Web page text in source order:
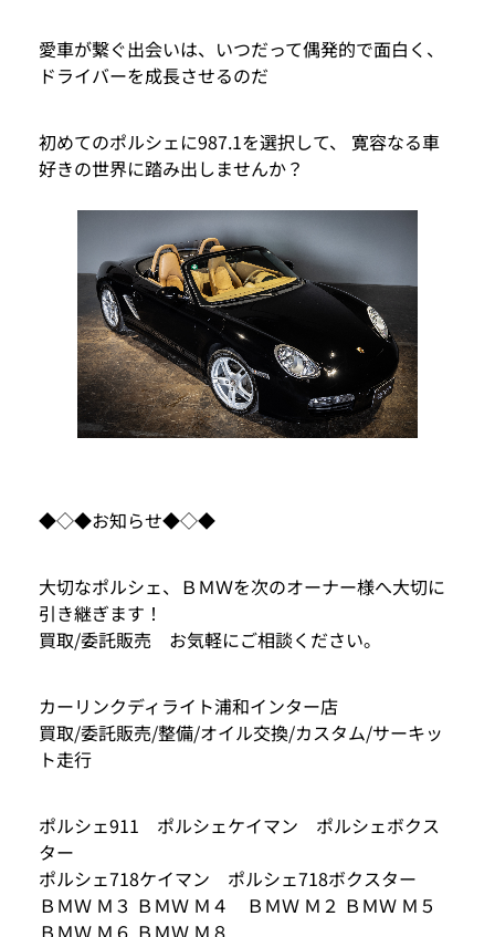
愛車が繋ぐ出会いは、いつだって偶発的で面白く、
ドライバーを成長させるのだ
初めてのポルシェに987.1を選択して、 寛容なる車
好きの世界に踏み出しませんか？
◆◇◆お知らせ◆◇◆
大切なポルシェ、ＢＭＷを次のオーナー様へ大切に
引き継ぎます！
買取/委託販売 お気軽にご相談ください。
カーリンクディライト浦和インター店
買取/委託販売/整備/オイル交換/カスタム/サーキッ
ト走行
ポルシェ911 ポルシェケイマン ポルシェボクス
ター
ポルシェ718ケイマン ポルシェ718ボクスター
ＢＭＷ Ｍ３ ＢＭＷ Ｍ４ ＢＭＷ Ｍ２ ＢＭＷ Ｍ５
ＢＭＷ Ｍ６ ＢＭＷ Ｍ８